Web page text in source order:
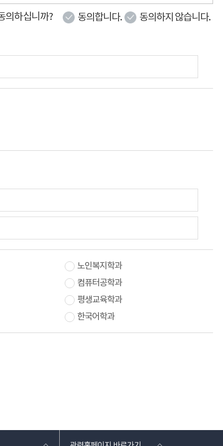
의하십니까? 동의합니다. 동의하지 않습니다.
노인복지학과
컴퓨터공학과
평생교육학과
한국어학과